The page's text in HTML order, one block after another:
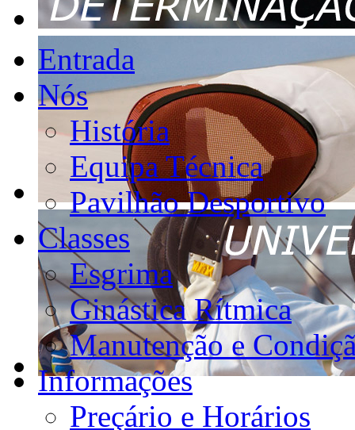
Entrada
Nós
História
Equipa Técnica
Pavilhão Desportivo
Classes
Esgrima
Ginástica Rítmica
Manutenção e
Informações
Preçário e Horários